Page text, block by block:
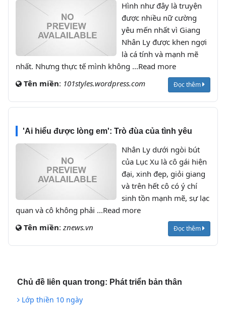
Hình như đây là truyện
được nhiều nữ cường
yêu mến nhất vì Giang
Nhân Ly được khen ngợi
là cá tính và mạnh mẽ
nhất. Nhưng thực tế mình không ...Read more
Tên miền: 101styles.wordpress.com Đọc thêm
'Ai hiểu được lòng em': Trò đùa của tình yêu
Nhân Ly dưới ngòi bút
của Lục Xu là cô gái hiện
đại, xinh đẹp, giỏi giang
và trên hết cô có ý chí
sinh tồn mạnh mẽ, sự lạc
quan và cô không phải ...Read more
Tên miền:znews.vn Đọc thêm
Chủ đề liên quan trong: Phát triển bản thân
Lớp thiền 10 ngày